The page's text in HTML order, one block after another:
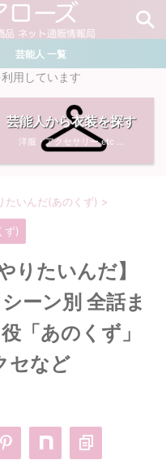
畑芽育
岡崎紗絵
わたしの宝物
ライオンの隠れ家
サイレント
・バッグ
芸能人 一覧
用しています
芸能人から衣装を探す
洋服・アクセサリー etc ...
たいんだ(あのくず) >
ず)
りたいんだ】
ーン別 全話ま
「あのくず」
セなど